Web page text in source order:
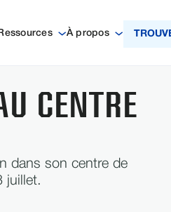
À propos
CENTRE
dans son centre de
juillet.